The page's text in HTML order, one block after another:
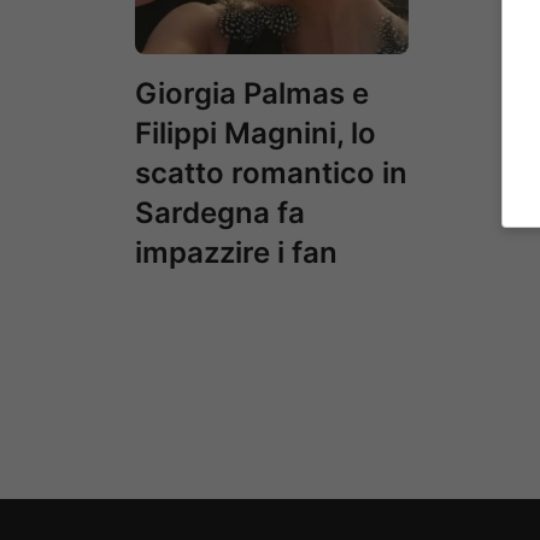
Giorgia Palmas e
Filippi Magnini, lo
scatto romantico in
Sardegna fa
impazzire i fan